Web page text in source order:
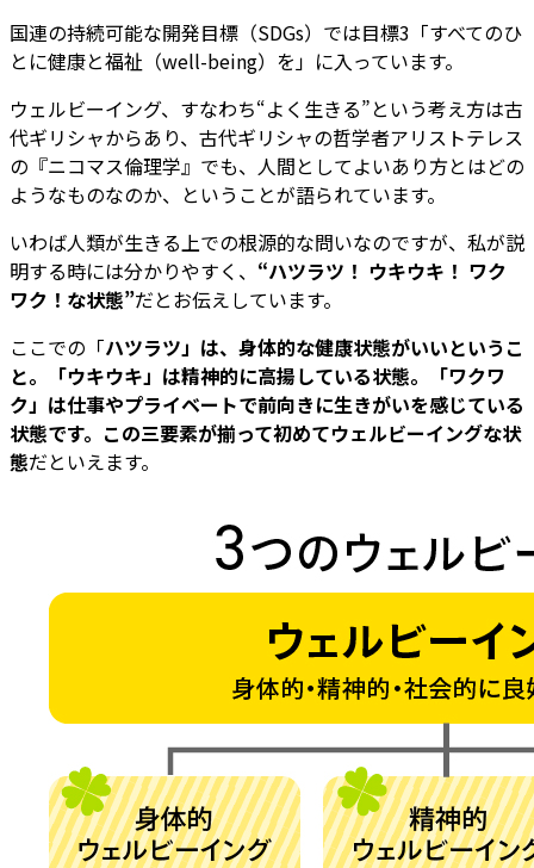
国連の持続可能な開発目標（SDGs）では目標3「すべてのひ
とに健康と福祉（well-being）を」に入っています。
ウェルビーイング、すなわち“よく生きる”という考え方は古
代ギリシャからあり、古代ギリシャの哲学者アリストテレス
の『ニコマス倫理学』でも、人間としてよいあり方とはどの
ようなものなのか、ということが語られています。
いわば人類が生きる上での根源的な問いなのですが、私が説
明する時には分かりやすく、 “ハツラツ！ ウキウキ！ ワク
ワク！な状態”だとお伝えしています。
ここでの「ハツラツ」は、身体的な健康状態がいいというこ
と。「ウキウキ」は精神的に高揚している状態。「ワクワ
ク」は仕事やプライベートで前向きに生きがいを感じている
状態です。この三要素が揃って初めてウェルビーイングな状
態だといえます。